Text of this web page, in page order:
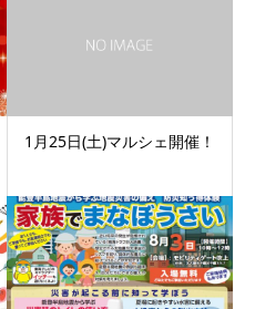
1月25日(土)マルシェ開催！